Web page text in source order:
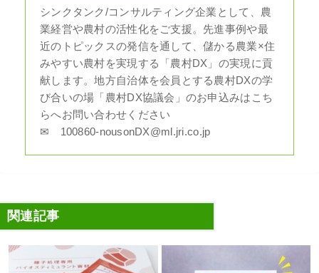
シンクタンク/コンサルティング企業として、農
業経営や農村の活性化をご支援。先進事例や最
近のトピックスの発信を通して、儲かる農業×住
みやすい農村を実現する「農村DX」の実現に貢
献します。地方自治体を会員とする農村DXの学
び合いの場「農村DX協議会」のお申込みはこち
らへお問い合わせください
✉ 100860-nousonDX@ml.jri.co.jp
関連記事